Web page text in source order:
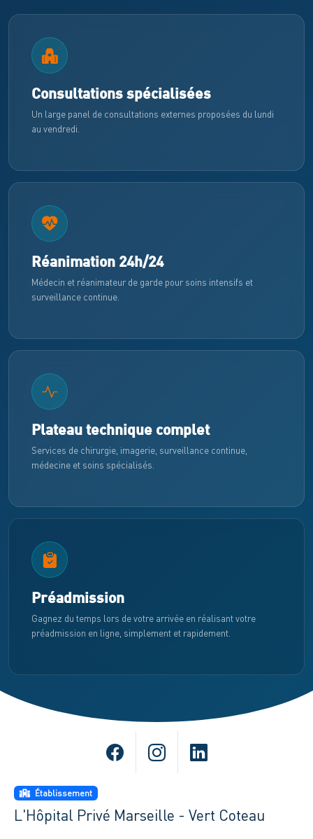
Consultations spécialisées
Un large panel de consultations externes proposées du lundi
au vendredi.
Réanimation 24h/24
Médecin et réanimateur de garde pour soins intensifs et
surveillance continue.
Plateau technique complet
Services de chirurgie, imagerie, surveillance continue,
médecine et soins spécialisés.
Préadmission
Gagnez du temps lors de votre arrivée en réalisant votre
préadmission en ligne, simplement et rapidement.
Établissement
L'Hôpital Privé Marseille - Vert Coteau